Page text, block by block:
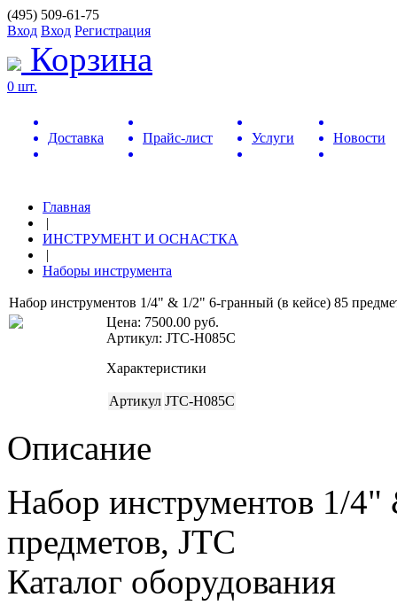
(495) 509-61-75
Вход Вход Регистрация
Корзина
0 шт.
Доставка Прайс-лист Услуги Новости
Главная
|
ИНСТРУМЕНТ И ОСНАСТКА
|
Наборы инструмента
Набор инструментов 1/4" & 1/2" 6-гранный (в кейсе) 85
Цена: 7500.00 руб.
Артикул: JTC-H085C
Характеристики
Артикул JTC-H085C
Описание
Набор инструментов 1/
предметов, JTC
Каталог оборудования